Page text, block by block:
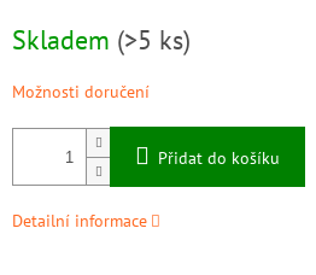
cena:
Skladem (>5 ks)
Možnosti doručení
Přidat do košíku
Detailní informace